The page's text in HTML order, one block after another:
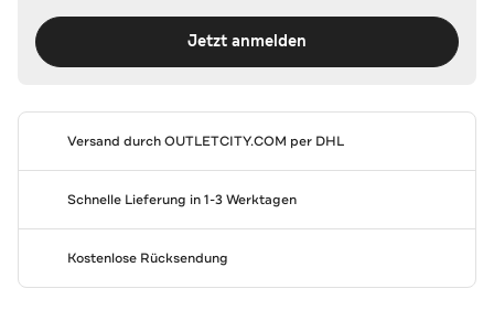
Jetzt anmelden
Versand durchOUTLETCITY.COM per DHL
Schnelle Lieferung in 1-3 Werktagen
Kostenlose Rücksendung